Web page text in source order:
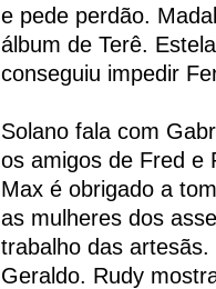
e pede perdão.
álbum de Terê.
conseguiu impedir
Solano fala com
os amigos de Fred e
Max é obrigado a
as mulheres dos
trabalho das
Geraldo. Rudy